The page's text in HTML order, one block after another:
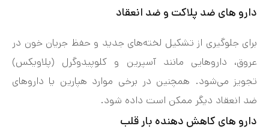
دارو های ضد پلاکت و ضد انعقاد
برای جلوگیری از تشکیل لخته‌های جدید و حفظ جریان خون در
عروق، داروهایی مانند آسپرین و کلوپیدوگرل (پلاویکس)
تجویز می‌شود. همچنین در برخی موارد هپارین یا داروهای
ضد انعقاد دیگر ممکن است داده شود.
دارو های کاهش دهنده بار قلب